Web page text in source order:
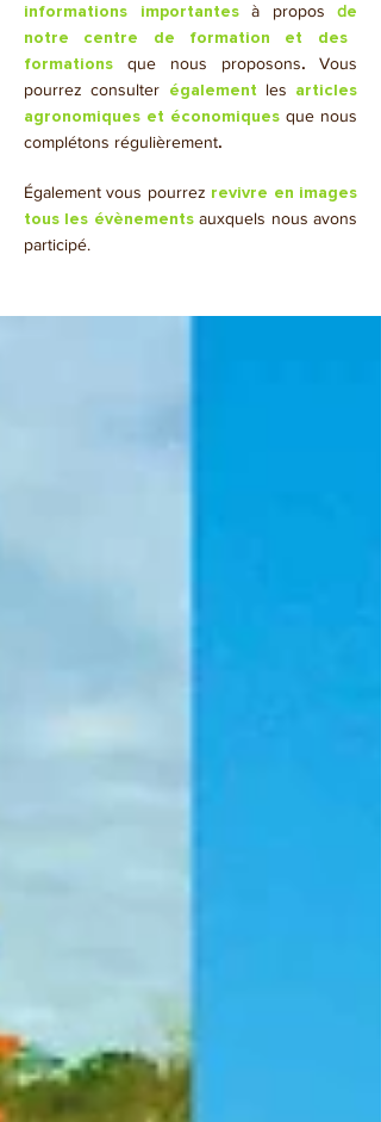
informations importantesà propos de
notre centre de formation et des
formations
que nous proposons. Vous
pourrez consulter
également les
articles
agronomiques et économiques que nous
complétons régulièrement.
​Également vous pourrez revivre en images
tous les évènementsauxquels nous avons
participé.